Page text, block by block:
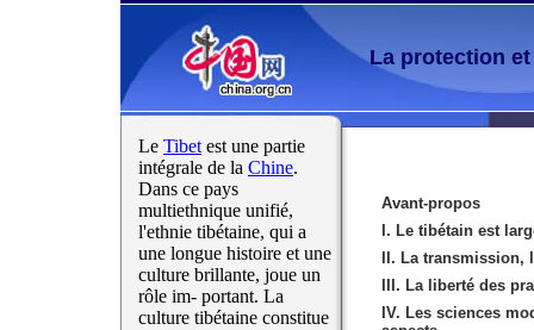
La protection
Le Tibet est une partie
intégrale de la Chine.
Dans ce pays
multiethnique unifié,
l'ethnie tibétaine, qui a
une longue histoire et une
culture brillante, joue un
rôle im- portant. La
culture tibétaine constitue
Avant-propos
I. Le tibétain est
II. La
III. La liberté des
IV. Les sciences